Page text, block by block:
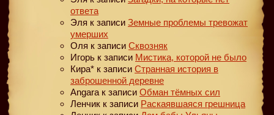
ответа
Эля к записи Земные проблемы тревожат
умерших
Оля к записи Сквозняк
Игорь к записи Мистика, которой не было
Кира* к записи Странная история в
заброшенной деревне
Angara к записи Обман тёмных сил
Ленчик к записи Раскаявшаяся грешница